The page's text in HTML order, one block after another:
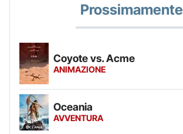
Prossimamente
Coyote vs. Acme
ANIMAZIONE
Oceania
AVVENTURA